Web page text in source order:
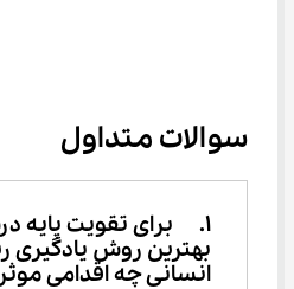
سوالات متداول
1.	برای تقویت
بهترین روش یادگیری
انسانی چه اقدامی